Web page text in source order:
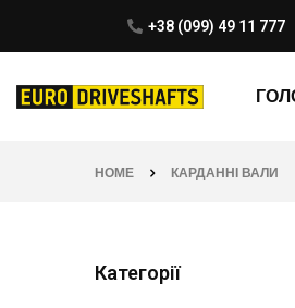
+38 (099) 49 11 777
HOME КАРДАННІ ВАЛИ
Категорії